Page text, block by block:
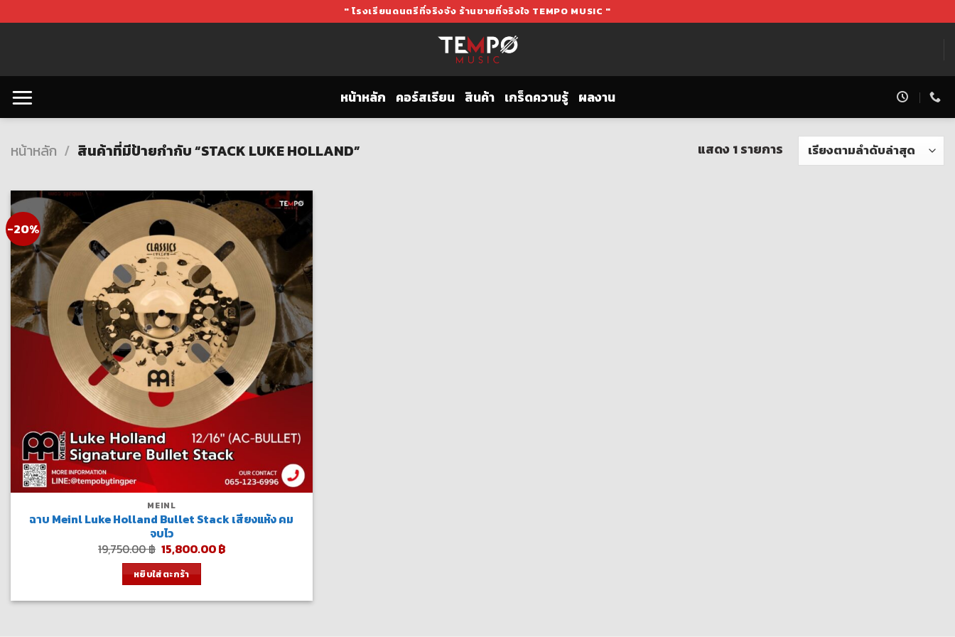
to
" โรงเรียนดนตรีที่จริงจัง ร้านขายที่จริงใจ TEMPO MUSIC "
หน้าหลัก คอร์สเรียน สินค้า เกร็ดความรู้ ผลงาน
หน้าหลัก / สินค้าที่มีป้ายกำกับ “STACK LUKE HOLLAND” แสดง 1 รายการ
-20%
MEINL
ฉาบ Meinl Luke Holland Bullet Stack เสียงแห้ง คม
จบไว
19,750.00฿ Original
price
was:
19,750.00 ฿.
15,800.00฿Current
หยิบใส่ตะกร้า